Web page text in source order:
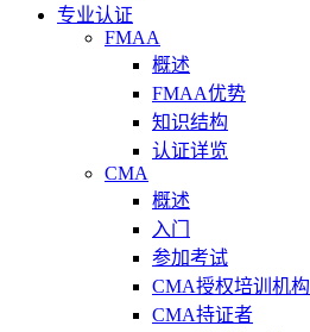
专业认证
FMAA
概述
FMAA优势
知识结构
认证详览
CMA
概述
入门
参加考试
CMA授权培训机构
CMA持证者